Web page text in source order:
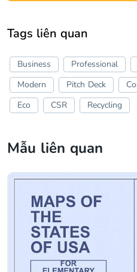
Tags liên quan
Business Professional
Modern
Pitch Deck
Eco
CSR Recycling
Mẫu liên quan